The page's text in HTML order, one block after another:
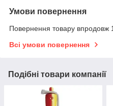
Умови повернення
Повернення товару впродовж
Всі умови повернення
Подібні товари компанії